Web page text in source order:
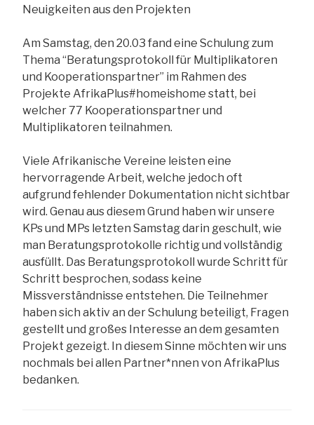
Neuigkeiten aus den Projekten
Am Samstag, den 20.03 fand eine Schulung zum
Thema “Beratungsprotokoll für Multiplikatoren
und Kooperationspartner” im Rahmen des
Projekte AfrikaPlus#homeishome statt, bei
welcher 77 Kooperationspartner und
Multiplikatoren teilnahmen.
Viele Afrikanische Vereine leisten eine
hervorragende Arbeit, welche jedoch oft
aufgrund fehlender Dokumentation nicht sichtbar
wird. Genau aus diesem Grund haben wir unsere
KPs und MPs letzten Samstag darin geschult, wie
man Beratungsprotokolle richtig und vollständig
ausfüllt. Das Beratungsprotokoll wurde Schritt für
Schritt besprochen, sodass keine
Missverständnisse entstehen. Die Teilnehmer
haben sich aktiv an der Schulung beteiligt, Fragen
gestellt und großes Interesse an dem gesamten
Projekt gezeigt. In diesem Sinne möchten wir uns
nochmals bei allen Partner*nnen von AfrikaPlus
bedanken.